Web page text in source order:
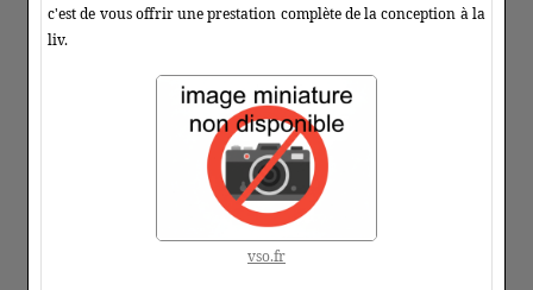
c'est de vous offrir une prestation complète de la conception à la
liv.
vso.fr